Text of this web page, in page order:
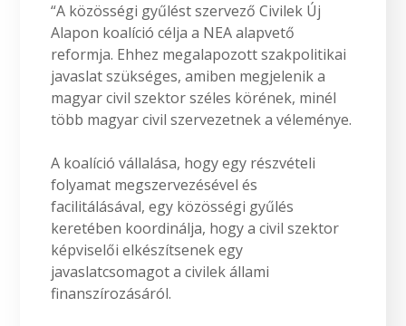
“A közösségi gyűlést szervező Civilek Új
Alapon koalíció célja a NEA alapvető
reformja. Ehhez megalapozott szakpolitikai
javaslat szükséges, amiben megjelenik a
magyar civil szektor széles körének, minél
több magyar civil szervezetnek a véleménye.
A koalíció vállalása, hogy egy részvételi
folyamat megszervezésével és
facilitálásával, egy közösségi gyűlés
keretében koordinálja, hogy a civil szektor
képviselői elkészítsenek egy
javaslatcsomagot a civilek állami
finanszírozásáról.